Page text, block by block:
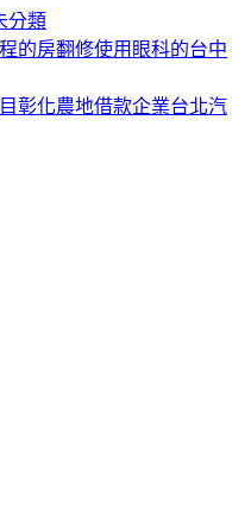
分類
的房翻修使用眼科的台中
彰化農地借款企業台北汽